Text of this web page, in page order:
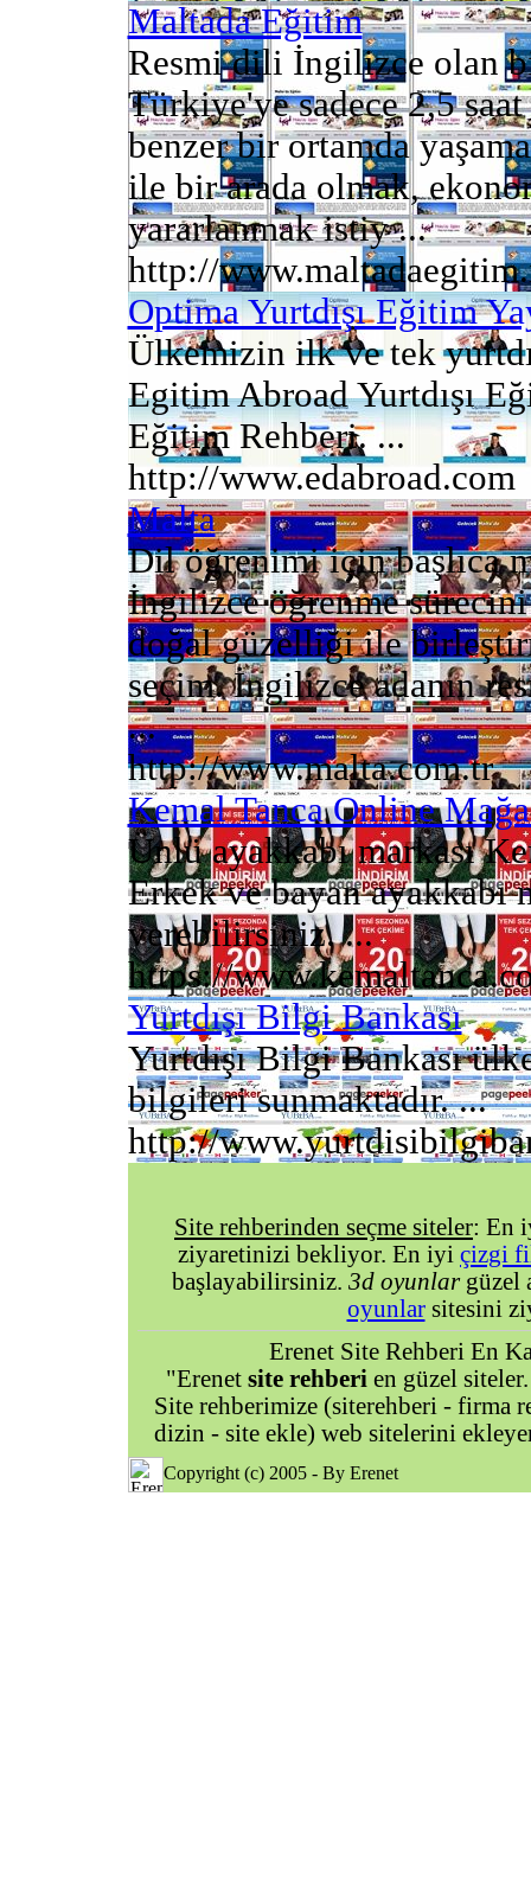
Maltada Eğitim
Resmi dili İngilizce olan
Türkiye'ye sadece 2,5
benzer bir ortamda
ile bir arada olmak,
yararlanmak istiy ...
http://
Optima Yurtdışı Eğitim
Ülkemizin ilk ve tek
Egitim Abroad Yurtdışı
Eğitim Rehberi. ...
http://www.edabroad.com
Malta
Dil öğrenimi için başlıca
İngilizce öğrenme
doğal güzelliği ile
seçim. İngilizce adanın
...
http://www.malta.com.tr
Kemal Tanca Online
Ünlü ayakkabı markası
Erkek ve bayan
verebilirsiniz. ...
https://
Yurtdışı Bilgi Bankası
Yurtdışı Bilgi Bankası
bilgileri sunmaktadır. ...
http://
Site rehberinden seçme siteler: En
ziyaretinizi bekliyor. En iyi çizgi
başlayabilirsiniz. 3d oyunlargüzel
oyunlarsitesini
Erenet Site Rehberi En
"Erenet site rehberi en güzel
Site rehberimize (siterehberi - firma
dizin - site ekle) web sitelerini
Copyright (c) 2005 - By Erenet